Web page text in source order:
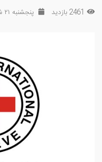
2461 بازدید پنجشنبه ۲۱ شهریور ۱۳۹۲